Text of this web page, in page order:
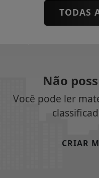
TODAS
Não
Você pode ler
CRIAR